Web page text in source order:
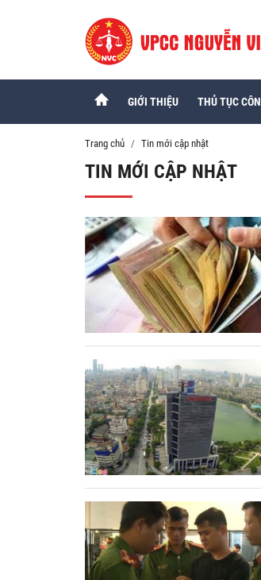
GIỚI THIỆU THỦ TỤC
Trang chủ Tin mới cập nhật
TIN MỚI CẬP NHẬT